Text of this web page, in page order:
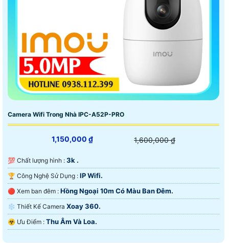
Camera Wifi Trong Nhà IPC-A52P-PRO
1,150,000 ₫ 1,600,000 ₫
💯 Chất lượng hình : 3k .
🏆 Công Nghệ Sử Dụng : IP Wifi.
🔴 Xem ban đêm : Hồng Ngoại 10m Có Màu Ban Ðêm.
❄ Thiết Kế Camera Xoay 360.
️☣️ Ưu Điểm : Thu Âm Và Loa.